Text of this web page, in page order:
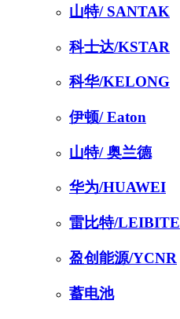
山特/ SANTAK
科士达/KSTAR
科华/KELONG
伊顿/ Eaton
山特/ 奥兰德
华为/HUAWEI
雷比特/LEIBITE
盈创能源/YCNR
蓄电池